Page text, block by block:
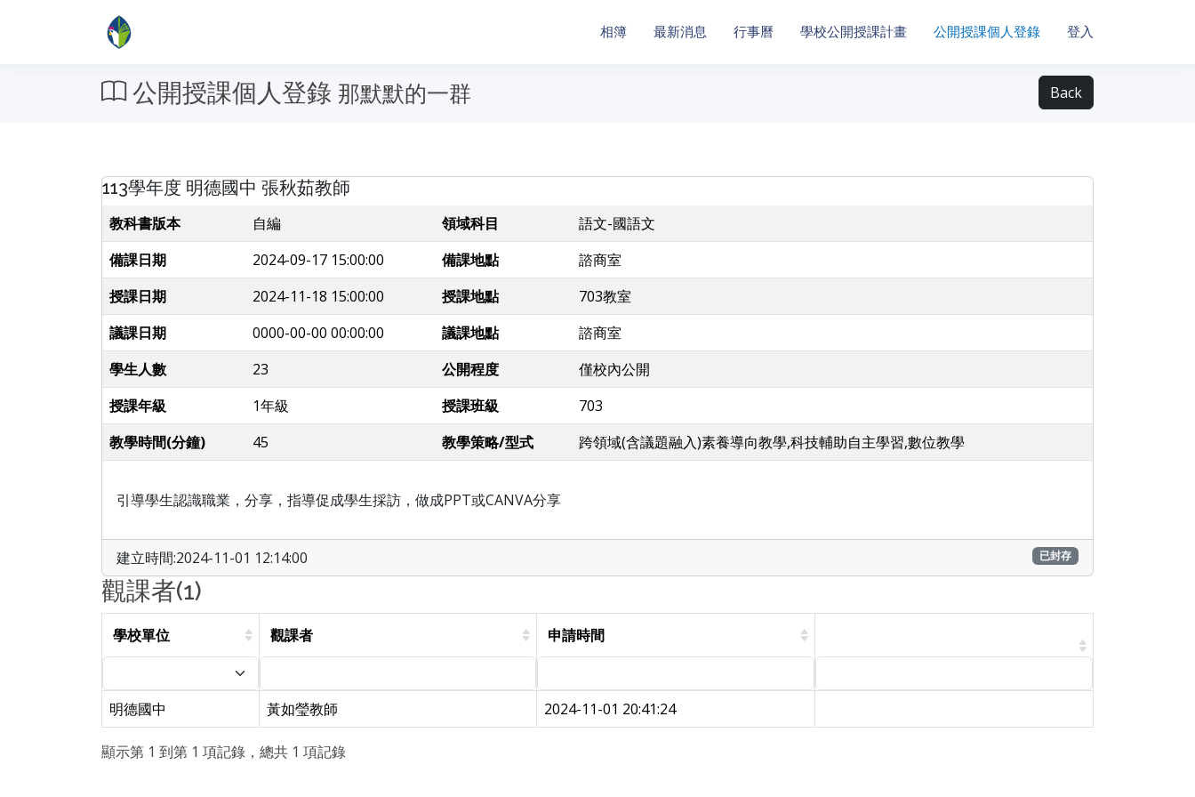
相簿 最新消息 行事曆 學校公開授課計畫 公開授課個人登錄 登入
公開授課個人登錄 那默默的一群 Back
113學年度 明德國中 張秋茹教師
教科書版本 自編 領域科目
語文-國語文
備課日期
2024-09-17 15:00:00 備課地點
諮商室
授課日期
2024-11-18 15:00:00 授課地點
703教室
議課日期
0000-00-00 00:00:00 議課地點
諮商室
學生人數
23 公開程度
僅校內公開
授課年級
1年級 授課班級
703
教學時間(分鐘)
45 教學策略/型式 跨領域(含議題融入)素養導向教學,科技輔助自主學習,數位教學
引導學生認識職業，分享，指導促成學生採訪，做成PPT或CANVA分享
建立時間:2024-11-01 12:14:00 已封存
觀課者(1)
學校單位 觀課者 申請時間
明德國中 黃如瑩教師 2024-11-01 20:41:24
顯示第 1 到第 1 項記錄，總共 1 項記錄